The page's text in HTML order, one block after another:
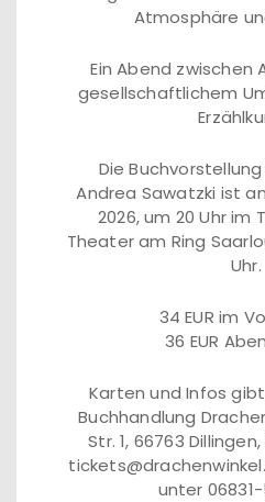
Atmosphäre
Ein Abend zwischen
gesellschaftlichem
Die
Andrea Sawatzki ist
2026, um 20 Uhr im
Theater am Ring
Uhr.
34 EUR im
36 EUR
Karten und Infos
Buchhandlung
Str. 1, 66763
unter 06831-